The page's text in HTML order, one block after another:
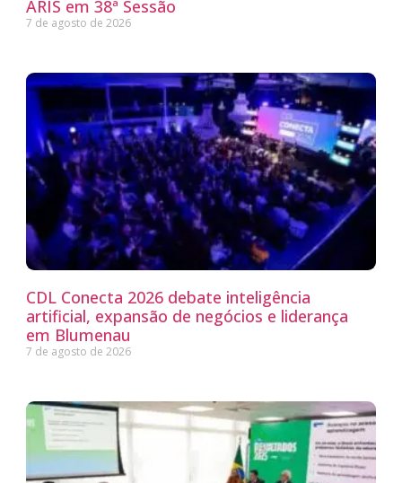
ARIS em 38ª Sessão
7 de agosto de 2026
CDL Conecta 2026 debate inteligência
artificial, expansão de negócios e liderança
em Blumenau
7 de agosto de 2026